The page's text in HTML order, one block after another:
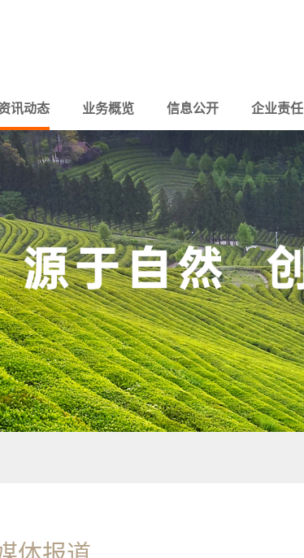
讯动态 业务概览 信息公开 企业责任